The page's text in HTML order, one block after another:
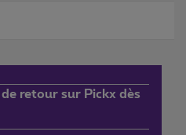
retour sur Pickx dès